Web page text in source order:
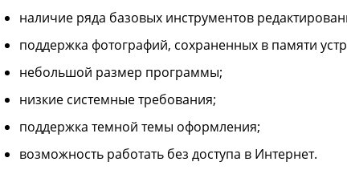
наличие ряда базовых инструментов
поддержка фотографий, сохраненных в памяти
небольшой размер программы;
низкие системные требования;
поддержка темной темы оформления;
возможность работать без доступа в Интернет.